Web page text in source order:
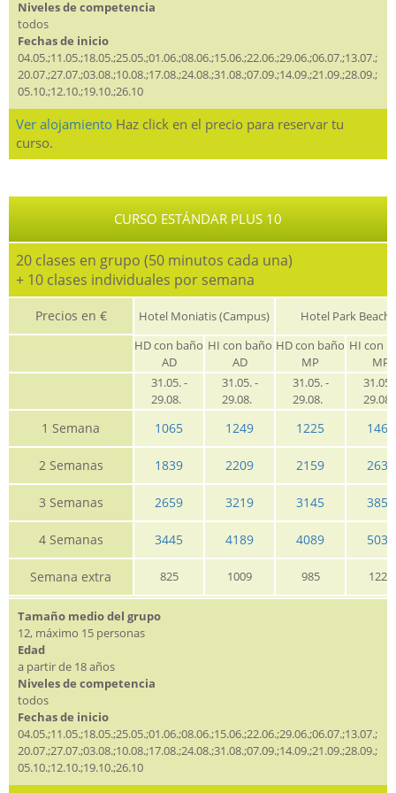
Niveles de competencia
todos
Fechas de inicio
04.05.;11.05.;18.05.;25.05.;01.06.;08.06.;15.06.;22.06.;29.06.;06.07.;13.07.;
20.07.;27.07.;03.08.;10.08.;17.08.;24.08.;31.08.;07.09.;14.09.;21.09.;28.09.;
05.10.;12.10.;19.10.;26.10
Ver alojamiento Haz click en el precio para reservar tu
curso.
CURSO ESTÁNDAR PLUS 10
20 clases en grupo (50 minutos cada una)
+ 10 clases individuales por semana
Precios en € Hotel Moniatis (Campus)
Hotel Park Beach
HD con baño
AD
HI con baño
AD
HD con baño
MP
HI con
MP
31.05. -
29.08.
31.05. -
29.08.
31.05. -
29.08.
31.05.
1 Semana 1065 1249 1225 1465
2 Semanas 1839 2209 2159 2635
3 Semanas 2659 3219 3145 3859
4 Semanas 3445 4189 4089 5039
Semana extra 825 1009 985 1225
Tamaño medio del grupo
12, máximo 15 personas
Edad
a partir de 18 años
Niveles de competencia
todos
Fechas de inicio
04.05.;11.05.;18.05.;25.05.;01.06.;08.06.;15.06.;22.06.;29.06.;06.07.;13.07.;
20.07.;27.07.;03.08.;10.08.;17.08.;24.08.;31.08.;07.09.;14.09.;21.09.;28.09.;
05.10.;12.10.;19.10.;26.10